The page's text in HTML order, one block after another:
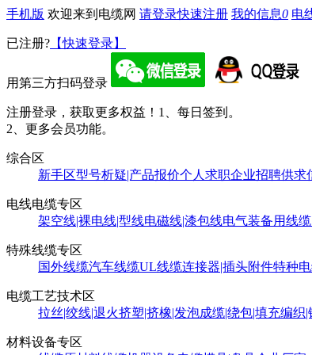
手机版 欢迎来到电缆网 请登录快速注册 我的信息0 电
已注册? 【快速登录】
用第三方扫码登录
注册登录，获取更多权益！ 1、每日签到。
2、更多会员功能。
综合区
新手区型号析疑|产品报价个人求职企业招聘供求
电线电缆专区
架空线|裸电线|型线电磁线|漆包线电气装备用线缆
特殊线缆专区
国外线缆汽车线缆UL线缆连接器|插头附件特种
电缆工艺技术区
拉丝|绞线|退火挤塑|挤橡|发泡成缆|绕包|填充编织|
材料设备专区